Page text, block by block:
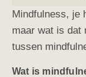
Mindfulness, je
maar wat is dat
tussen
Wat is